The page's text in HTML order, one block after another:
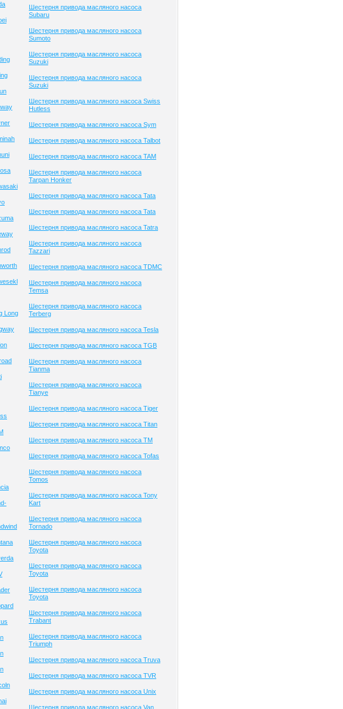
Long
Шестерня привода масляного насоса
Subaru
Шестерня привода масляного насоса
Sumoto
Шестерня привода масляного насоса
Suzuki
Шестерня привода масляного насоса
Suzuki
Шестерня привода масляного насоса Swiss
Hutless
Шестерня привода масляного насоса Sym
Шестерня привода масляного насоса Talbot
Шестерня привода масляного насоса TAM
Шестерня привода масляного насоса
Tarpan Honker
Шестерня привода масляного насоса Tata
Шестерня привода масляного насоса Tata
Шестерня привода масляного насоса Tatra
Шестерня привода масляного насоса
Tazzari
Шестерня привода масляного насоса TDMC
Шестерня привода масляного насоса
Temsa
Шестерня привода масляного насоса
Terberg
Шестерня привода масляного насоса Tesla
Шестерня привода масляного насоса TGB
Шестерня привода масляного насоса
Tianma
Шестерня привода масляного насоса
Tianye
Шестерня привода масляного насоса Tiger
Шестерня привода масляного насоса Titan
Шестерня привода масляного насоса TM
Шестерня привода масляного насоса Tofas
Шестерня привода масляного насоса
Tomos
Шестерня привода масляного насоса Tony
Kart
Шестерня привода масляного насоса
Tornado
Шестерня привода масляного насоса
Toyota
Шестерня привода масляного насоса
Toyota
Шестерня привода масляного насоса
Toyota
Шестерня привода масляного насоса
Trabant
Шестерня привода масляного насоса
Triumph
Шестерня привода масляного насоса Truva
Шестерня привода масляного насоса TVR
Шестерня привода масляного насоса Unix
Шестерня привода масляного насоса Van